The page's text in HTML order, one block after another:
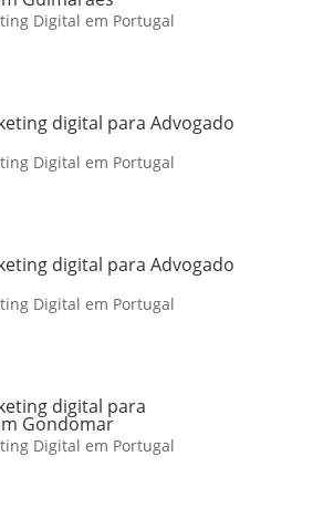
Digital em Portugal
digital para Advogado
Digital em Portugal
digital para Advogado
Digital em Portugal
digital para
Gondomar
Digital em Portugal